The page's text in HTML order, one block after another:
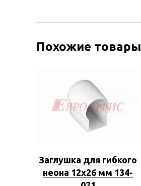
Похожие товары
Заглушка для гибкого
неона 12х26 мм 134-